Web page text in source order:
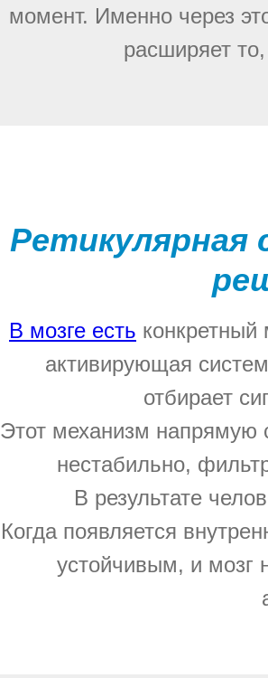
момент. Именно через
расширяет
Ретикулярная
В мозге есть
активирующая
отбирает
Этот механизм напрямую
нестабильно,
В результате
Когда появляется
устойчивым, и мозг